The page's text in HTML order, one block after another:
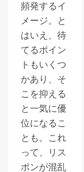
頻発するイ
メージ。と
はいえ、待
てるポイン
トもいくつ
かあり、そ
こを抑える
と一気に優
位になるこ
とも。これ
って、リス
ポンが混乱